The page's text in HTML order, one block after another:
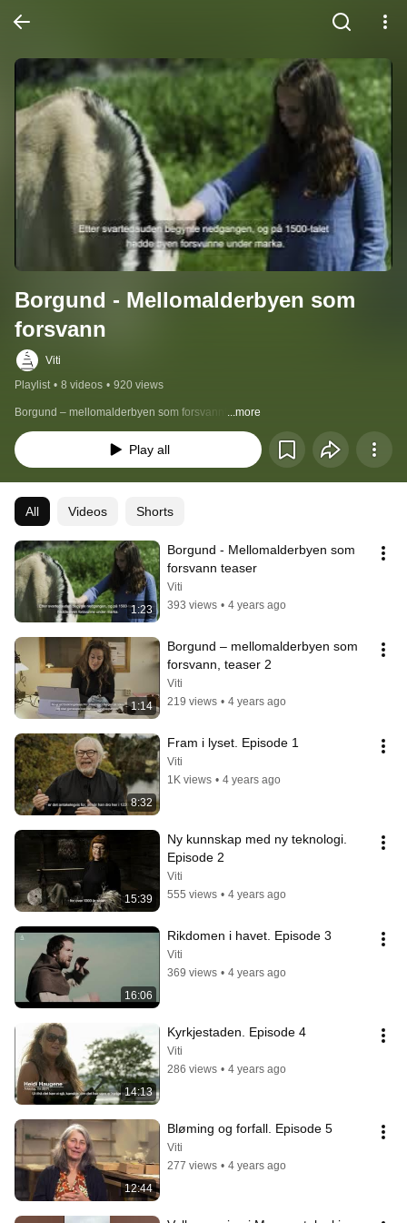
Borgund - Mellomalderbyen som
forsvann
Viti
Playlist • 8 videos • 920 views
Borgund – mellomalderbyen som forsvann! ...more
Play all
All Videos Shorts
1:23
Borgund - Mellomalderbyen som
forsvann teaser
Viti
393 views • 4 years ago
1:14
Borgund – mellomalderbyen som
forsvann, teaser 2
Viti
219 views • 4 years ago
8:32
Fram i lyset. Episode 1
Viti
1K views • 4 years ago
15:39
Ny kunnskap med ny teknologi.
Episode 2
Viti
555 views • 4 years ago
16:06
Rikdomen i havet. Episode 3
Viti
369 views • 4 years ago
14:13
Kyrkjestaden. Episode 4
Viti
286 views • 4 years ago
12:44
Bløming og forfall. Episode 5
Viti
277 views • 4 years ago